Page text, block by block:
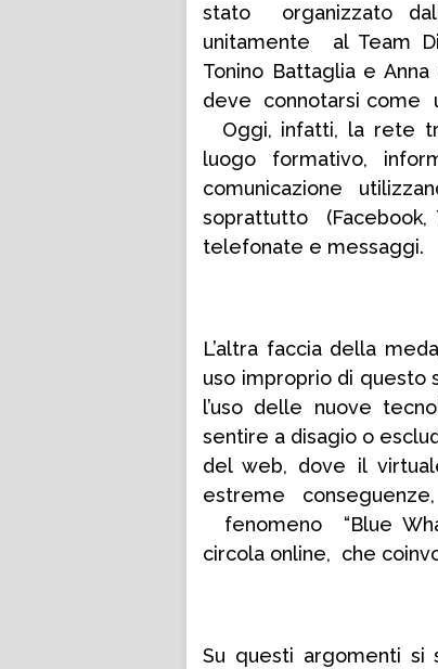
stato organizzato
unitamente al Team
Tonino Battaglia e
deve connotarsi come
Oggi, infatti, la rete
luogo formativo,
comunicazione
soprattutto (Facebook,
telefonate e messaggi.
L’altra faccia della
uso improprio di questo
l’uso delle nuove
sentire a disagio o
del web, dove il
estreme
fenomeno “Blue
circola online, che
Su questi argomenti si